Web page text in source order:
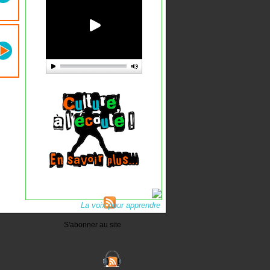
S'abonner au site
La voix pour apprendre